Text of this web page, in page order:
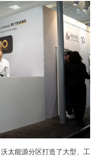
太能源分区打造了大型、工